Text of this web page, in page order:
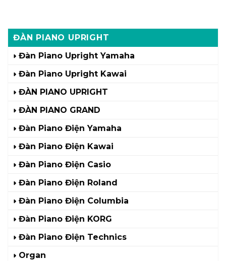
ĐÀN PIANO UPRIGHT
Đàn Piano Upright Yamaha
Đàn Piano Upright Kawai
ĐÀN PIANO UPRIGHT
ĐÀN PIANO GRAND
Đàn Piano Điện Yamaha
Đàn Piano Điện Kawai
Đàn Piano Điện Casio
Đàn Piano Điện Roland
Đàn Piano Điện Columbia
Đàn Piano Điện KORG
Đàn Piano Điện Technics
Organ